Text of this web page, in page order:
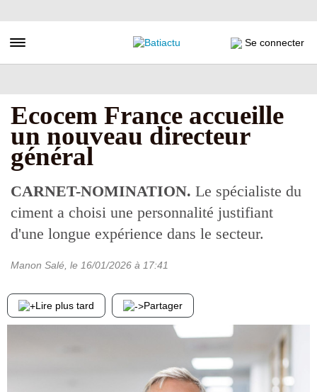
au
principal
Toggle navigation Se connecter
Ecocem France accueille
un nouveau directeur
général
CARNET-NOMINATION. Le spécialiste du
ciment a choisi une personnalité justifiant
d'une longue expérience dans le secteur.
Manon Salé , le 16/01/2026 à 17:41
Lire plus tard Partager